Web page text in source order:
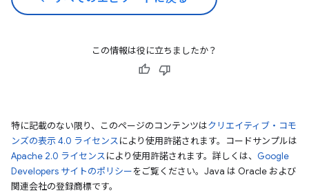
この情報は役に立ちましたか？
特に記載のない限り、このページのコンテンツはクリエイティブ・コモ
ンズの表示 4.0 ライセンスにより使用許諾されます。コードサンプルは
Apache 2.0 ライセンスにより使用許諾されます。詳しくは、 Google
Developers サイトのポリシーをご覧ください。Java は Oracle および
関連会社の登録商標です。